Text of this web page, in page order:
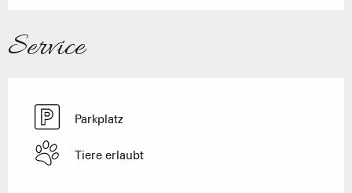
Service
Parkplatz
Tiere erlaubt